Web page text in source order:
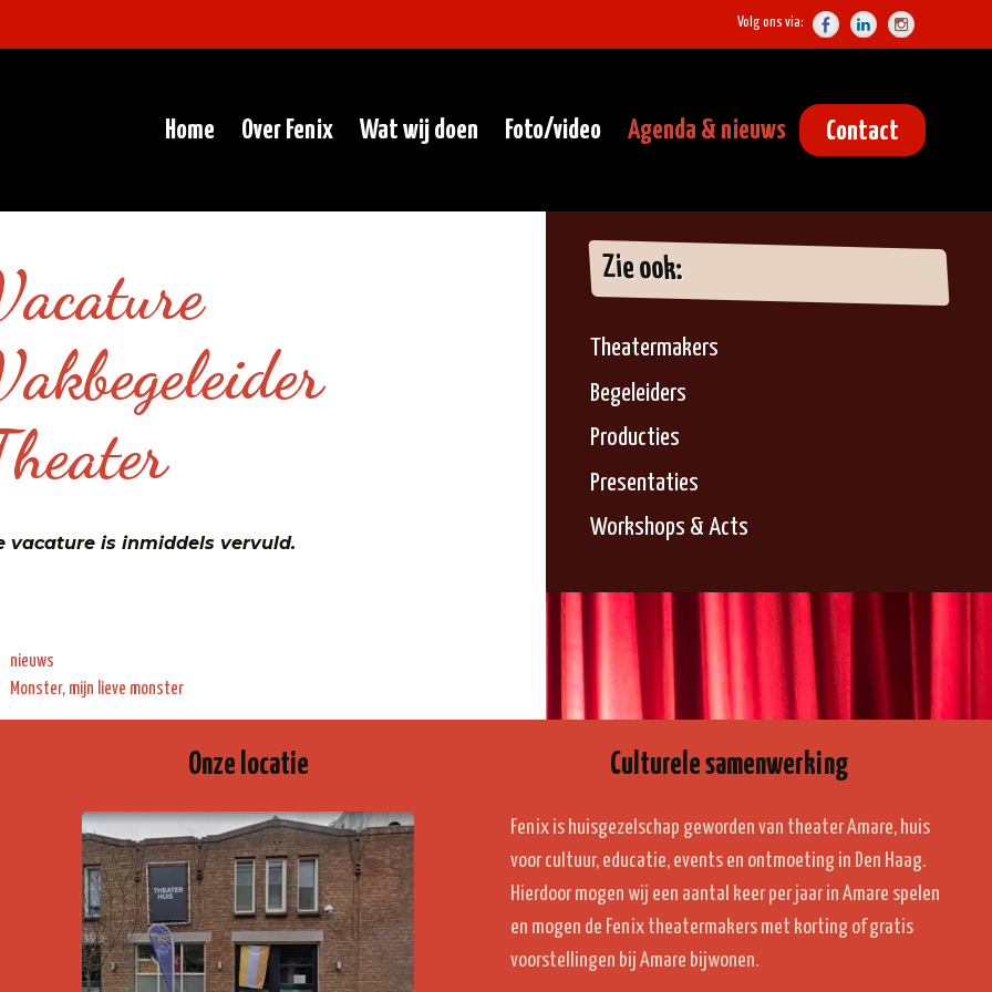
Volg ons via:
Home Over Fenix Wat wij doen Foto/video Agenda & nieuws Contact
vacature is inmiddels vervuld.
Categorieën
nieuws
Monster, mijn lieve monster
Zie ook:
Theatermakers
Begeleiders
Producties
Presentaties
Workshops & Acts
Onze locatie Culturele samenwerking
Fenix is huisgezelschap geworden van theater Amare, huis
voor cultuur, educatie, events en ontmoeting in Den Haag.
Hierdoor mogen wij een aantal keer per jaar in Amare spelen
en mogen de Fenix theatermakers met korting of gratis
voorstellingen bij Amare bijwonen.